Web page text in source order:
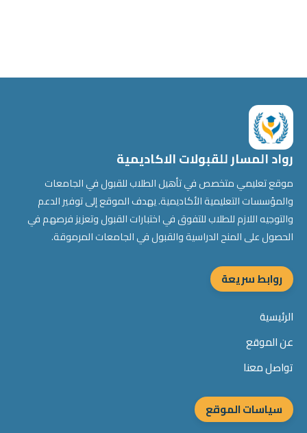
رواد المسار للقبولات الاكاديمية
موقع تعليمي متخصص في تأهيل الطلاب للقبول في الجامعات
والمؤسسات التعليمية الأكاديمية. يهدف الموقع إلى توفير الدعم
والتوجيه اللازم للطلاب للتفوق في اختبارات القبول وتعزيز فرصهم في
الحصول على المنح الدراسية والقبول في الجامعات المرموقة.
روابط سريعة
الرئيسية
عن الموقع
تواصل معنا
سياسات الموقع